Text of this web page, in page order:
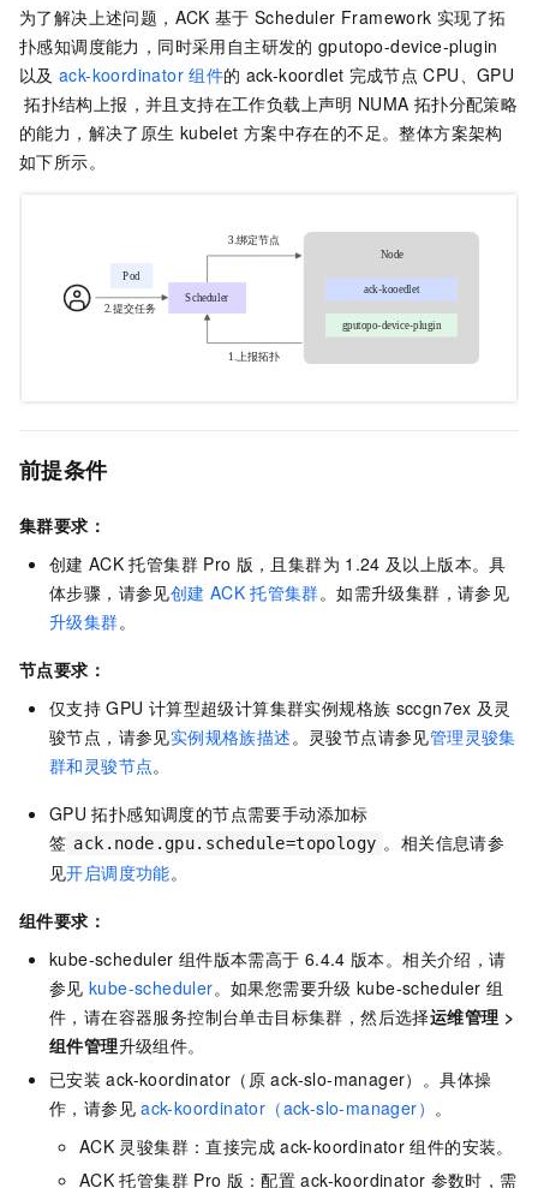
为了解决上述问题，ACK 基于 Scheduler Framework 实现了拓
扑感知调度能力，同时采用自主研发的 gputopo-device-plugin
以及 ack-koordinator 组件的 ack-koordlet 完成节点 CPU、GPU
拓扑结构上报，并且支持在工作负载上声明 NUMA 拓扑分配策略
的能力，解决了原生 kubelet 方案中存在的不足。整体方案架构
如下所示。
前提条件
集群要求：
创建 ACK 托管集群 Pro 版 ，且集群为 1.24 及以上版本。具
体步骤，请参见创建 ACK 托管集群。如需升级集群，请参见
升级集群。
节点要求：
仅支持 GPU 计算型超级计算集群实例规格族 sccgn7ex 及灵
骏节点，请参见实例规格族描述。灵骏节点请参见管理灵骏集
群和灵骏节点。
GPU 拓扑感知调度的节点需要手动添加标
签 ack.node.gpu.schedule=topology 。相关信息请参
见开启调度功能。
组件要求：
kube-scheduler 组件版本需高于 6.4.4 版本。相关介绍，请
参见 kube-scheduler。如果您需要升级 kube-scheduler 组
件，请在容器服务控制台单击目标集群，然后选择运维管理 >
组件管理升级组件。
已安装 ack-koordinator（原 ack-slo-manager）。具体操
作，请参见 ack-koordinator（ack-slo-manager） 。
ACK 灵骏集群 ：直接完成 ack-koordinator 组件的安装。
ACK 托管集群 Pro 版 ：配置 ack-koordinator 参数时，需